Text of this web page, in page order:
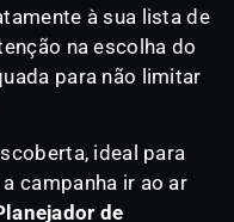
à sua lista de
na escolha do
para não limitar
ideal para
campanha ir ao ar
de